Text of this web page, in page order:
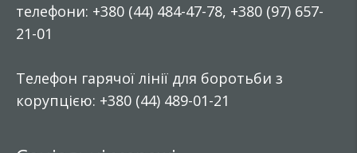
телефони: +380 (44) 484-47-78, +380 (97) 657-
21-01
Телефон гарячої лінії для боротьби з
корупцією: +380 (44) 489-01-21